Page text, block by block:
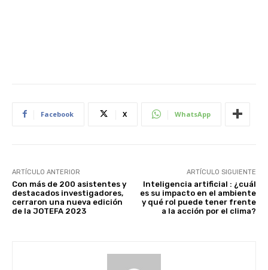
Facebook X WhatsApp
ARTÍCULO ANTERIOR
Con más de 200 asistentes y
destacados investigadores,
cerraron una nueva edición
de la JOTEFA 2023
ARTÍCULO SIGUIENTE
Inteligencia artificial : ¿cuál
es su impacto en el ambiente
y qué rol puede tener frente
a la acción por el clima?